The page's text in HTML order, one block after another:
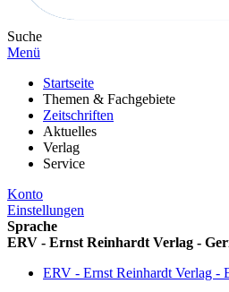
Suche
Menü
Startseite
Themen & Fachgebiete
Zeitschriften
Aktuelles
Verlag
Service
Konto
Einstellungen
Sprache
ERV - Ernst Reinhardt Verlag -
ERV - Ernst Reinhardt Verlag -